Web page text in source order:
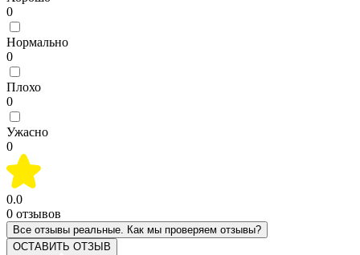
0
Нормально
0
Плохо
0
Ужасно
0
0.0
0 отзывов
Все отзывы реальные. Как мы проверяем отзывы?
ОСТАВИТЬ ОТЗЫВ